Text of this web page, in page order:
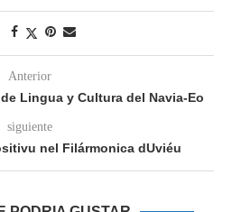
Anterior
de Lingua y Cultura del Navia-Eo
siguiente
nel Filármonica dUviéu